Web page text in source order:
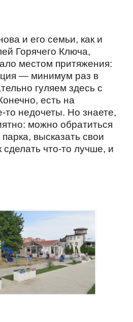
и его семьи, как и
Горячего Ключа,
местом притяжения:
— минимум раз в
гуляем здесь с
есть на
то недочеты. Но знаете,
можно обратиться
высказать свои
сделать что-то лучше, и